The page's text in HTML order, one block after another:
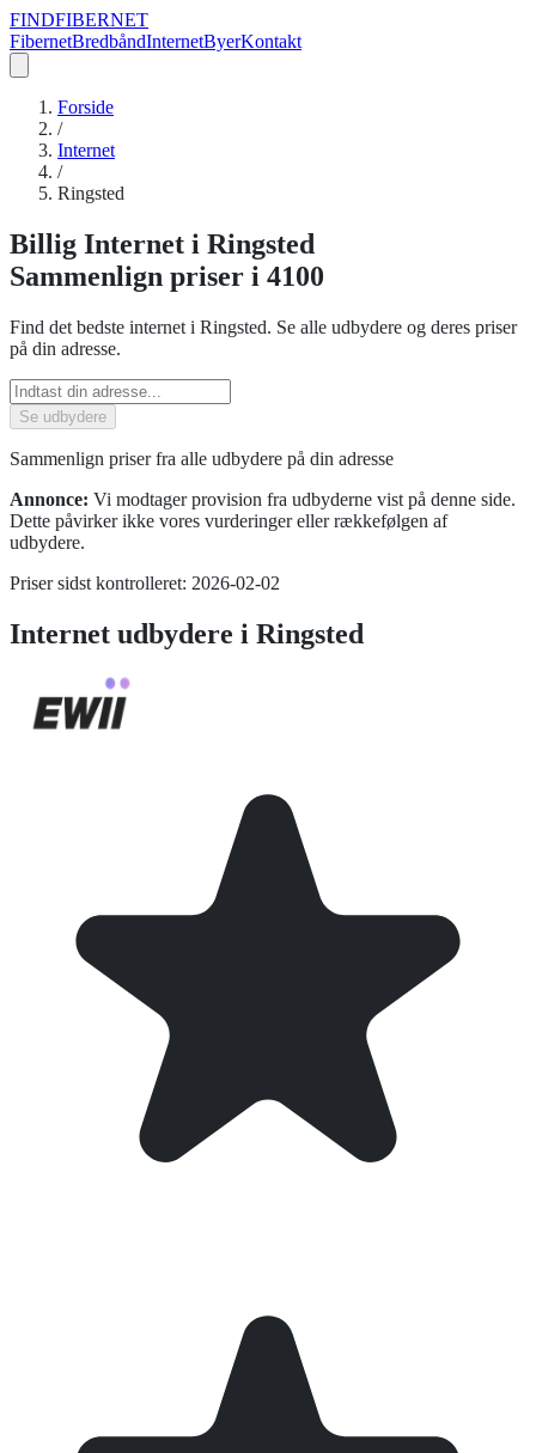
FINDFIBERNET
FibernetBredbåndInternetByerKontakt
Forside
/
Internet
/
Ringsted
Billig Internet i Ringsted
Sammenlign priser i 4100
Find det bedste internet i Ringsted. Se alle udbydere og deres priser
på din adresse.
Se udbydere
Sammenlign priser fra alle udbydere på din adresse
Annonce: Vi modtager provision fra udbyderne vist på denne side.
Dette påvirker ikke vores vurderinger eller rækkefølgen af
udbydere.
Priser sidst kontrolleret: 2026-02-02
Internet udbydere i Ringsted